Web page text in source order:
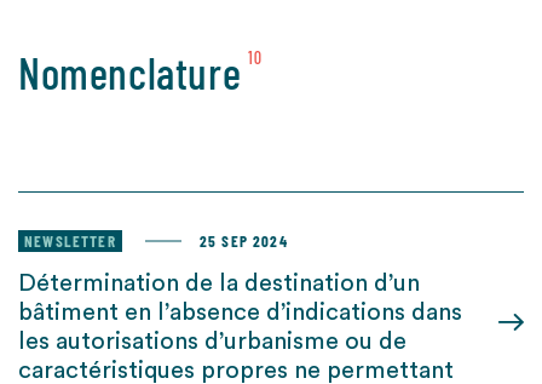
Nomenclature 10
NEWSLETTER 25 SEP 2024
Détermination de la destination d’un
bâtiment en l’absence d’indications dans
les autorisations d’urbanisme ou de
caractéristiques propres ne permettant